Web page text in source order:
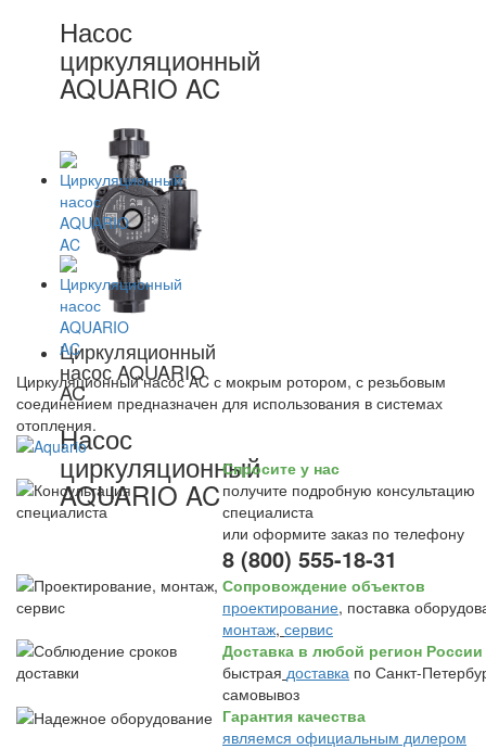
Насос
циркуляционный
AQUARIO AC
Циркуляционный
насос AQUARIO
AC
Насос
циркуляционный
AQUARIO AC
Циркуляционный насос AC с мокрым ротором, с резьбовым
соединением предназначен для использования в системах
отопления.
Спросите у нас
получите подробную консультацию
специалиста
или оформите заказ по телефону
8 (800) 555-18-31
Сопровождение объектов
проектирование, поставка
монтаж, сервис
Доставка в любой регион России
быстрая доставка по Санкт-
самовывоз
Гарантия качества
являемся официальным дилером